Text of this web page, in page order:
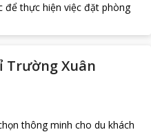
để thực hiện việc đặt phòng
Trường Xuân
thông minh cho du khách